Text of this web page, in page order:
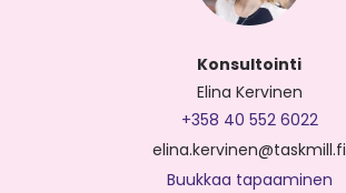
Konsultointi
Elina Kervinen
+358 40 552 6022
elina.kervinen@taskmill.fi
Buukkaa tapaaminen